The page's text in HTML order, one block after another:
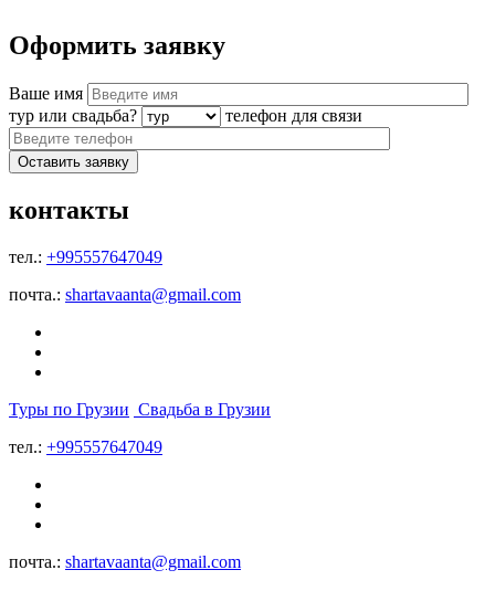
Оформить заявку
Ваше имя
тур или свадьба?
телефон для связи
контакты
тел.: +995557647049
почта.: shartavaanta@gmail.com
Туры по Грузии Свадьба в Грузии
тел.: +995557647049
почта.: shartavaanta@gmail.com